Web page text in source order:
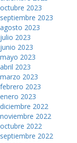
octubre 2023
septiembre 2023
agosto 2023
julio 2023
junio 2023
mayo 2023
abril 2023
marzo 2023
febrero 2023
enero 2023
diciembre 2022
noviembre 2022
octubre 2022
septiembre 2022